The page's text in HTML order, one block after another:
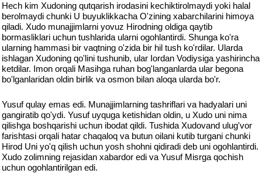
Hech kim Xudoning qutqarish irodasini kechiktirolmaydi yoki halal
berolmaydi chunki U buyuklikkacha O'zining xabarchilarini himoya
qiladi. Xudo munajjimlarni yovuz Hirodning oldiga qaytib
bormasliklari uchun tushlarida ularni ogohlantirdi. Shunga ko'ra
ularning hammasi bir vaqtning o'zida bir hil tush ko'rdilar. Ularda
ishlagan Xudoning qo'lini tushunib, ular Iordan Vodiysiga yashirincha
ketdilar. Imon orqali Masihga ruhan bog'langanlarda ular begona
bo'lganlaridan oldin birlik va osmon bilan aloqa ularda bo'r.
Yusuf qulay emas edi. Munajjimlarning tashriflari va hadyalari uni
gangiratib qo'ydi. Yusuf uyquga ketishidan oldin, u Xudo uni nima
qilishga boshqarishi uchun ibodat qildi. Tushida Xudovand ulug'vor
farishtasi orqali hatar chaqaloq va butun oilani kutib turgani chunki
Hirod Uni yo'q qilish uchun yosh shohni qidiradi deb uni ogohlantirdi.
Xudo zolimning rejasidan xabardor edi va Yusuf Misrga qochish
uchun ogohlantirilgan edi.